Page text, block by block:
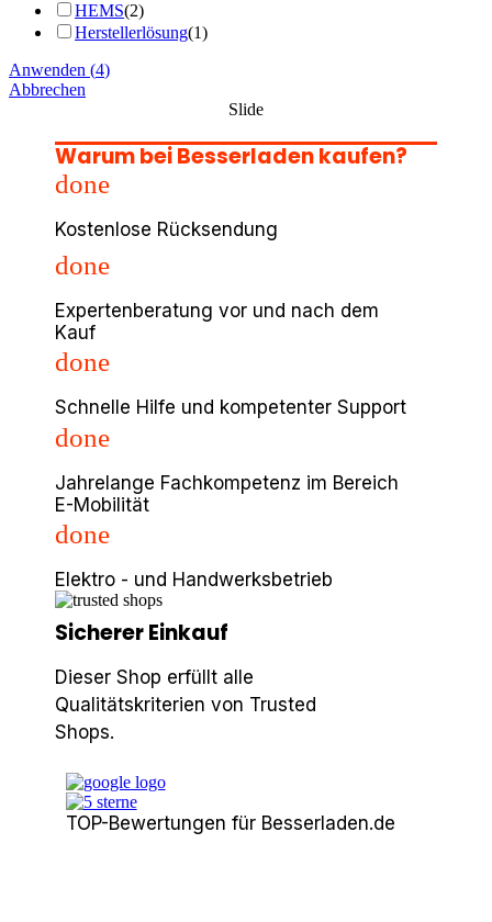
HEMS(2)
Herstellerlösung(1)
Anwenden (4)
Abbrechen
Slide
Warum bei Besserladen kaufen?
done
Kostenlose Rücksendung
done
Expertenberatung vor und nach dem
Kauf
done
Schnelle Hilfe und kompetenter Support
done
Jahrelange Fachkompetenz im Bereich
E-Mobilität
done
Elektro - und Handwerksbetrieb
Sicherer Einkauf
Dieser Shop erfüllt alle
Qualitätskriterien von Trusted
Shops.
TOP-Bewertungen für Besserladen.de